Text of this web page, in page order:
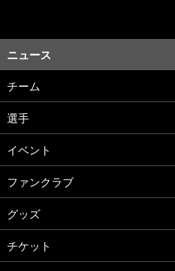
ニュース
チーム
選手
イベント
ファンクラブ
グッズ
チケット